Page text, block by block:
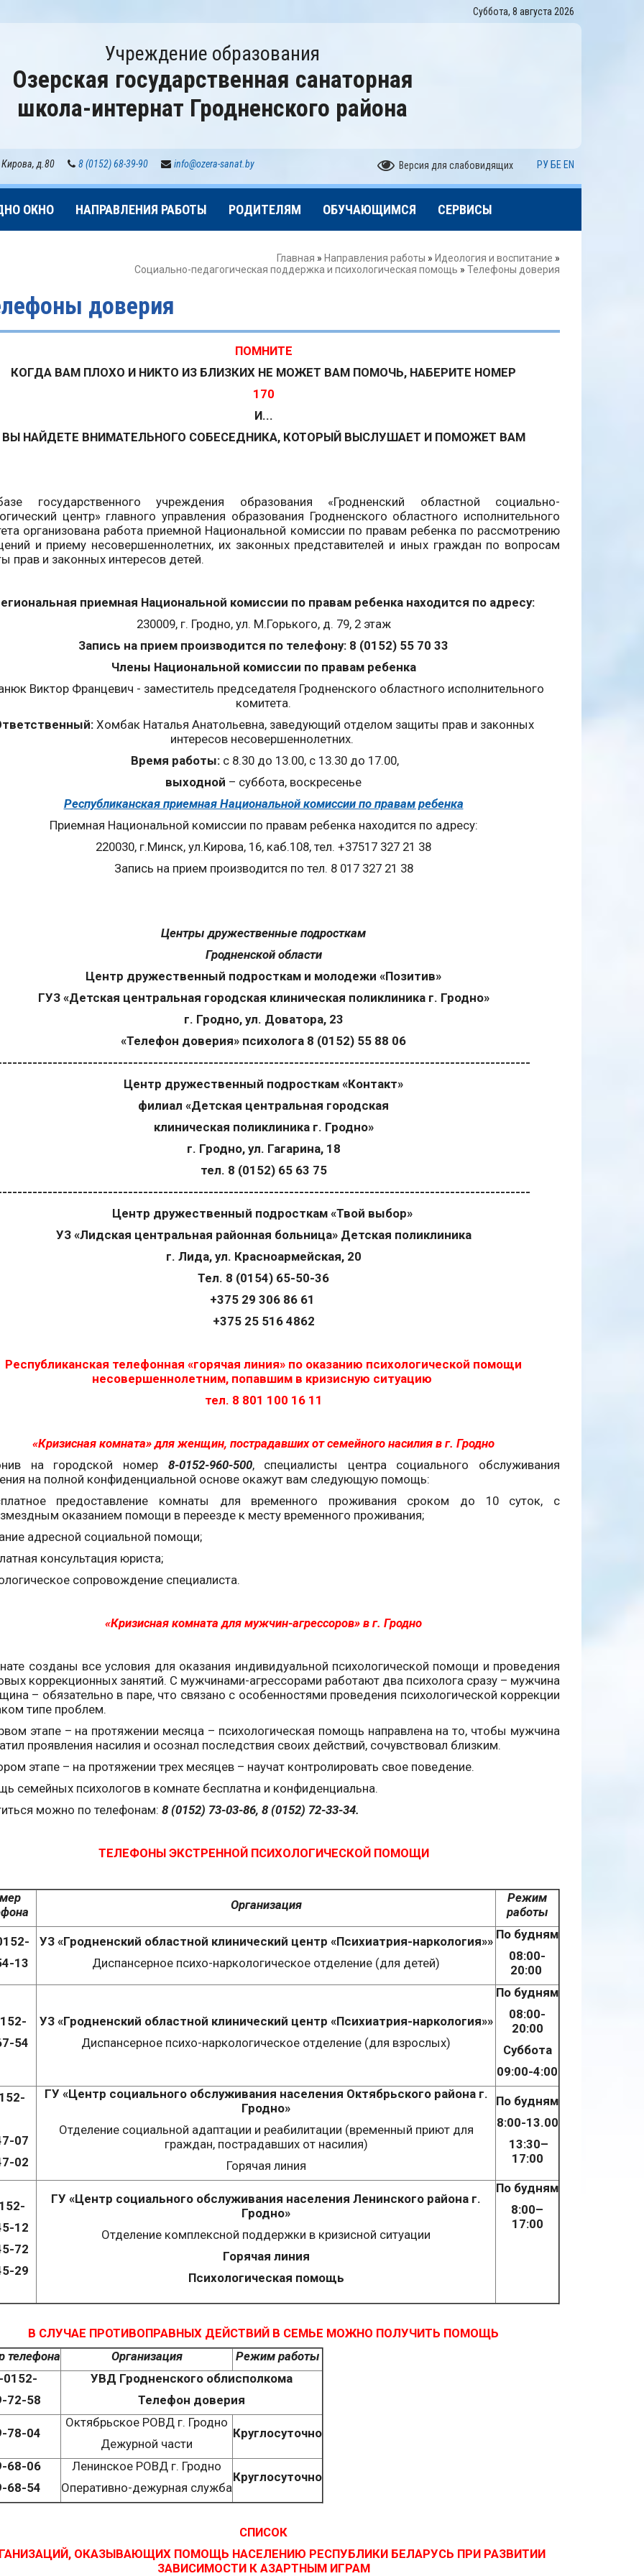
Суббота, 8 августа 2026
Учреждение образования
Озерская государственная санаторная
школа-интернат Гродненского района
Кирова, д.80 8 (0152) 68-39-90 info@ozera-sanat.by Версия для слабовидящих РУ БЕ EN
ОКНО НАПРАВЛЕНИЯ РАБОТЫ РОДИТЕЛЯМ ОБУЧАЮЩИМСЯ СЕРВИСЫ
Главная » Направления работы » Идеология и воспитание »
Социально-педагогическая поддержка и психологическая помощь » Телефоны доверия
доверия
ПОМНИТЕ
КОГДА ВАМ ПЛОХО И НИКТО ИЗ БЛИЗКИХ НЕ МОЖЕТ ВАМ ПОМОЧЬ, НАБЕРИТЕ НОМЕР
170
И...
ВЫ НАЙДЕТЕ ВНИМАТЕЛЬНОГО СОБЕСЕДНИКА, КОТОРЫЙ ВЫСЛУШАЕТ И ПОМОЖЕТ ВАМ
государственного учреждения образования «Гродненский областной социально-
центр» главного управления образования Гродненского областного исполнительного
организована работа приемной Национальной комиссии по правам ребенка по рассмотрению
и приему несовершеннолетних, их законных представителей и иных граждан по вопросам
прав и законных интересов детей.
приемная Национальной комиссии по правам ребенка находится по адресу:
230009, г. Гродно, ул. М.Горького, д. 79, 2 этаж
Запись на прием производится по телефону: 8 (0152) 55 70 33
Члены Национальной комиссии по правам ребенка
Виктор Францевич - заместитель председателя Гродненского областного исполнительного
комитета.
Хомбак Наталья Анатольевна, заведующий отделом защиты прав и законных
интересов несовершеннолетних.
Время работы: с 8.30 до 13.00, с 13.30 до 17.00,
выходной – суббота, воскресенье
Республиканская приемная Национальной комиссии по правам ребенка
Приемная Национальной комиссии по правам ребенка находится по адресу:
220030, г.Минск, ул.Кирова, 16, каб.108, тел. +37517 327 21 38
Запись на прием производится по тел. 8 017 327 21 38
Центры дружественные подросткам
Гродненской области
Центр дружественный подросткам и молодежи «Позитив»
ГУЗ «Детская центральная городская клиническая поликлиника г. Гродно»
г. Гродно, ул. Доватора, 23
«Телефон доверия» психолога 8 (0152) 55 88 06
Центр дружественный подросткам «Контакт»
филиал «Детская центральная городская
клиническая поликлиника г. Гродно»
г. Гродно, ул. Гагарина, 18
тел. 8 (0152) 65 63 75
Центр дружественный подросткам «Твой выбор»
УЗ «Лидская центральная районная больница»Детская поликлиника
г. Лида, ул. Красноармейская, 20
Тел. 8 (0154) 65-50-36
+375 29 306 86 61
+375 25 516 4862
Республиканская телефонная «горячая линия» по оказанию психологической помощи
несовершеннолетним, попавшим в кризисную ситуацию
тел. 8 801 100 16 11
«Кризисная комната» для женщин, пострадавших от семейного насилия в г. Гродно
на городской номер 8-0152-960-500, специалисты центра социального обслуживания
на полной конфиденциальной основе окажут вам следующую помощь:
предоставление комнаты для временного проживания сроком до 10 суток, с
оказанием помощи в переезде к месту временного проживания;
адресной социальной помощи;
консультация юриста;
сопровождение специалиста.
«Кризисная комната для мужчин-агрессоров» в г. Гродно
созданы все условия для оказания индивидуальной психологической помощи и проведения
коррекционных занятий. С мужчинами-агрессорами работают два психолога сразу – мужчина
– обязательно в паре, что связано с особенностями проведения психологической коррекции
типе проблем.
этапе – на протяжении месяца – психологическая помощь направлена на то, чтобы мужчина
проявления насилия и осознал последствия своих действий, сочувствовал близким.
этапе – на протяжении трех месяцев – научат контролировать свое поведение.
семейных психологов в комнате бесплатна и конфиденциальна.
можно по телефонам: 8 (0152) 73-03-86, 8 (0152) 72-33-34.
ТЕЛЕФОНЫ ЭКСТРЕННОЙ ПСИХОЛОГИЧЕСКОЙ ПОМОЩИ
Организация
Режим
работы
13
УЗ «Гродненский областной клинический центр «Психиатрия-наркология»»
Диспансерное психо-наркологическое отделение (для детей)
По будням
08:00-
20:00
54
УЗ «Гродненский областной клинический центр «Психиатрия-наркология»»
Диспансерное психо-наркологическое отделение (для взрослых)
По будням
08:00-
20:00
Суббота
09:00-4:00
07
02
ГУ «Центр социального обслуживания населения Октябрьского района г.
Гродно»
Отделение социальной адаптации и реабилитации (временный приют для
граждан, пострадавших от насилия)
Горячая линия
По будням
8:00-13.00
13:30–
17:00
12
72
29
ГУ «Центр социального обслуживания населения Ленинского района г.
Гродно»
Отделение комплексной поддержки в кризисной ситуации
Горячая линия
Психологическая помощь
По будням
8:00–
17:00
В СЛУЧАЕ ПРОТИВОПРАВНЫХ ДЕЙСТВИЙ В СЕМЬЕ МОЖНО ПОЛУЧИТЬ ПОМОЩЬ
телефона
Организация
Режим работы
0152-
72-58
УВД Гродненского облисполкома
Телефон доверия
78-04
Октябрьское РОВД г. Гродно
Дежурной части
Круглосуточно
68-06
68-54
Ленинское РОВД г. Гродно
Оперативно-дежурная служба
Круглосуточно
СПИСОК
ОКАЗЫВАЮЩИХ ПОМОЩЬ НАСЕЛЕНИЮ РЕСПУБЛИКИ БЕЛАРУСЬ ПРИ РАЗВИТИИ
ЗАВИСИМОСТИ К АЗАРТНЫМ ИГРАМ